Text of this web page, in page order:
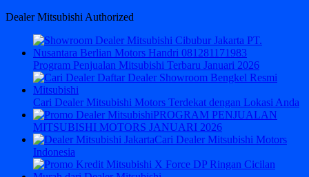
Dealer Mitsubishi Authorized
Program Penjualan Mitsubishi Terbaru Januari 2026
Cari Dealer Mitsubishi Motors Terdekat dengan Lokasi Anda
PROGRAM PENJUALAN
MITSUBISHI MOTORS JANUARI 2026
Cari Dealer Mitsubishi Motors
Indonesia